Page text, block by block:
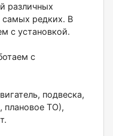
различных
редких. В
с установкой.
с
подвеска,
плановое ТО),